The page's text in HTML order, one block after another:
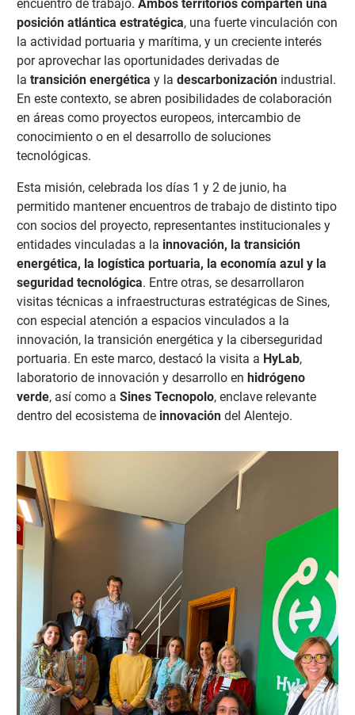
encuentro de trabajo. Ambos territorios comparten una
posición atlántica estratégica, una fuerte vinculación con
la actividad portuaria y marítima, y un creciente interés
por aprovechar las oportunidades derivadas de
la transición energética y la descarbonizaciónindustrial.
En este contexto, se abren posibilidades de colaboración
en áreas como proyectos europeos, intercambio de
conocimiento o en el desarrollo de soluciones
tecnológicas.
Esta misión, celebrada los días 1 y 2 de junio, ha
permitido mantener encuentros de trabajo de distinto tipo
con socios del proyecto, representantes institucionales y
entidades vinculadas a la innovación, la transición
energética, la logística portuaria, la economía azul y la
seguridad tecnológica. Entre otras, se desarrollaron
visitas técnicas a infraestructuras estratégicas de Sines,
con especial atención a espacios vinculados a la
innovación, la transición energética y la ciberseguridad
portuaria. En este marco, destacó la visita a HyLab,
laboratorio de innovación y desarrollo en hidrógeno
verde, así como a Sines Tecnopolo, enclave relevante
dentro del ecosistema de innovacióndel Alentejo.